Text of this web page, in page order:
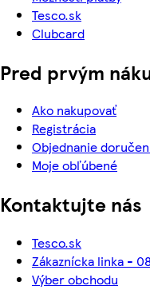
Tesco.sk
Clubcard
Pred prvým
Ako nakupovať
Registrácia
Objednanie
Moje obľúbené
Kontaktujte nás
Tesco.sk
Zákaznícka linka -
Výber obchodu